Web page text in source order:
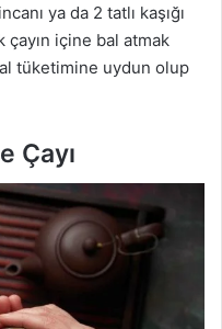
ya da 2 tatlı kaşığı
içine bal atmak
tüketimine uydun olup
Çayı